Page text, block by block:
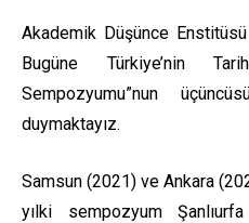
Akademik Düşünce Enstitüsü
Bugüne Türkiye’nin
Sempozyumu”nun
duymaktayız.
Samsun (2021) ve Ankara
yılki sempozyum